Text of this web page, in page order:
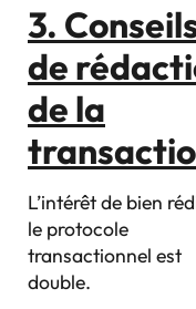
3.
de
de la
L’intérêt de bien
le protocole
transactionnel est
double.